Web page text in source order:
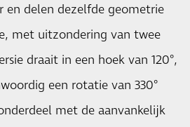
delen dezelfde geometrie
met uitzondering van twee
draait in een hoek van 120°,
een rotatie van 330°
met de aanvankelijk